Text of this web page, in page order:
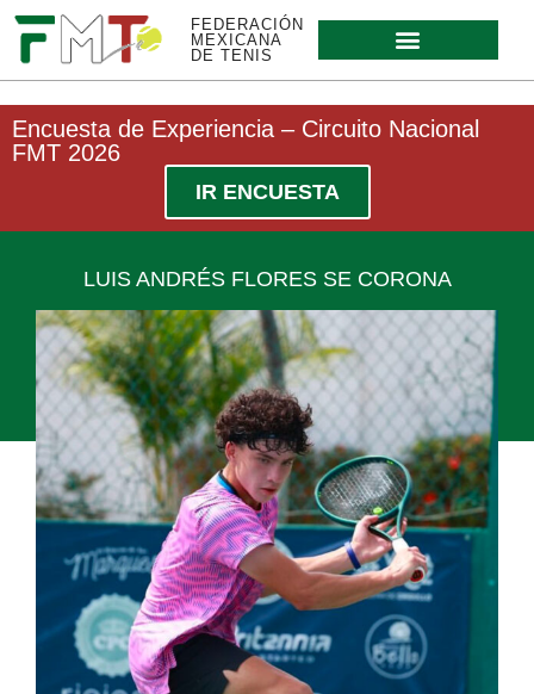
FEDERACIÓN
MEXICANA
DE TENIS
Encuesta de Experiencia – Circuito Nacional
FMT 2026
IR ENCUESTA
LUIS ANDRÉS FLORES SE CORONA